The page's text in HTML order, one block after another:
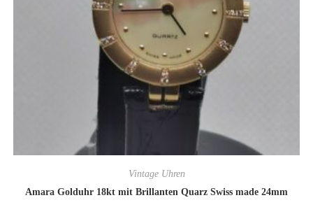
Vintage Uhren
Amara Golduhr 18kt mit Brillanten Quarz Swiss made 24mm